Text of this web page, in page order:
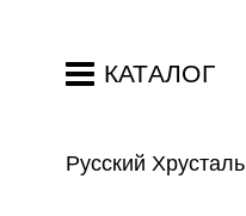
КАТАЛОГ
Русский Хрусталь